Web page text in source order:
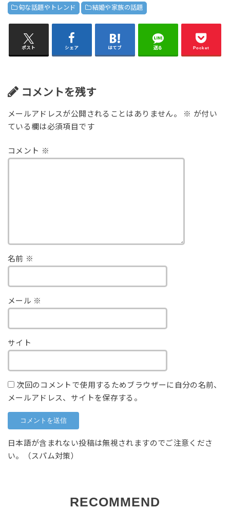
旬な話題やトレンド 結婚や家族の話題
ポスト シェア はてブ 送る Pocket
コメントを残す
メールアドレスが公開されることはありません。 ※ が付い
ている欄は必須項目です
コメント ※
名前 ※
メール ※
サイト
次回のコメントで使用するためブラウザーに自分の名前、
メールアドレス、サイトを保存する。
日本語が含まれない投稿は無視されますのでご注意くださ
い。（スパム対策）
RECOMMEND